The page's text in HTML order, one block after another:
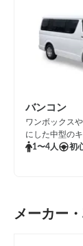
バンコン
ワンボックス
にした中型の
1〜4人
初
メーカー